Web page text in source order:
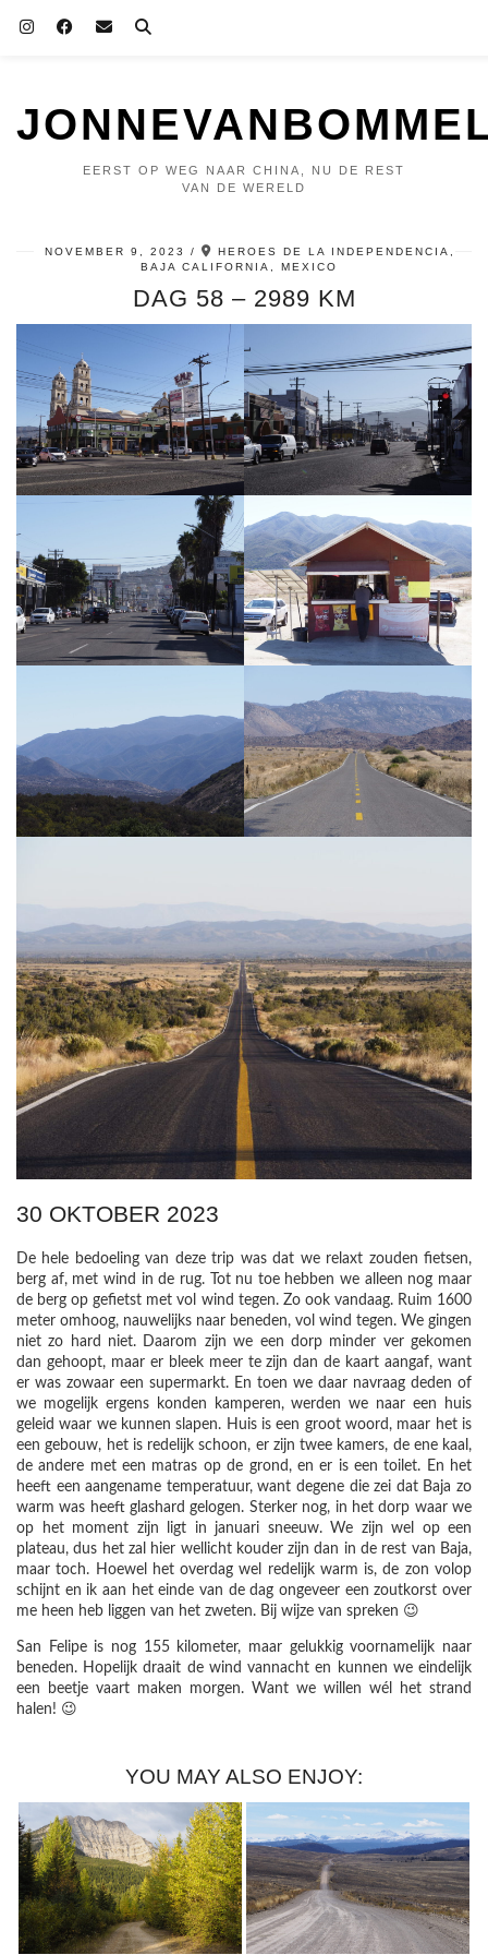
EERST OP WEG NAAR CHINA, NU DE REST
VAN DE WERELD
NOVEMBER 9, 2023
HEROES DE LA INDEPENDENCIA,
BAJA CALIFORNIA, MEXICO
DAG 58 – 2989 KM
30 OKTOBER 2023
De hele bedoeling van deze trip was dat we relaxt zouden fietsen,
berg af, met wind in de rug. Tot nu toe hebben we alleen nog maar
de berg op gefietst met vol wind tegen. Zo ook vandaag. Ruim 1600
meter omhoog, nauwelijks naar beneden, vol wind tegen. We gingen
niet zo hard niet. Daarom zijn we een dorp minder ver gekomen
dan gehoopt, maar er bleek meer te zijn dan de kaart aangaf, want
er was zowaar een supermarkt. En toen we daar navraag deden of
we mogelijk ergens konden kamperen, werden we naar een huis
geleid waar we kunnen slapen. Huis is een groot woord, maar het is
een gebouw, het is redelijk schoon, er zijn twee kamers, de ene kaal,
de andere met een matras op de grond, en er is een toilet. En het
heeft een aangename temperatuur, want degene die zei dat Baja zo
warm was heeft glashard gelogen. Sterker nog, in het dorp waar we
op het moment zijn ligt in januari sneeuw. We zijn wel op een
plateau, dus het zal hier wellicht kouder zijn dan in de rest van Baja,
maar toch. Hoewel het overdag wel redelijk warm is, de zon volop
schijnt en ik aan het einde van de dag ongeveer een zoutkorst over
me heen heb liggen van het zweten. Bij wijze van spreken 😉
San Felipe is nog 155 kilometer, maar gelukkig voornamelijk naar
beneden. Hopelijk draait de wind vannacht en kunnen we eindelijk
een beetje vaart maken morgen. Want we willen wél het strand
halen! 😉
YOU MAY ALSO ENJOY: